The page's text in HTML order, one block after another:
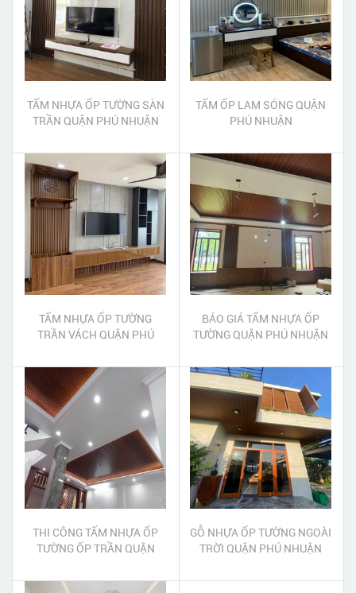
TẤM NHỰA ỐP TƯỜNG SÀN
TRẦN QUẬN PHÚ NHUẬN
TẤM ỐP LAM SÓNG QUẬN
PHÚ NHUẬN
TẤM NHỰA ỐP TƯỜNG
TRẦN VÁCH QUẬN PHÚ
BÁO GIÁ TẤM NHỰA ỐP
TƯỜNG QUẬN PHÚ NHUẬN
THI CÔNG TẤM NHỰA ỐP
TƯỜNG ỐP TRẦN QUẬN
GỖ NHỰA ỐP TƯỜNG NGOÀI
TRỜI QUẬN PHÚ NHUẬN